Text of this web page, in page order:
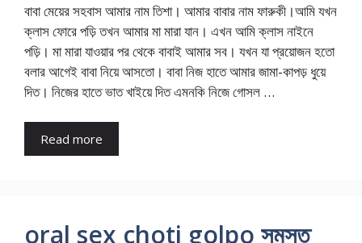
বাবা মেয়ের সহবাস আমার নাম তিশা। আমার বাবার নাম ফারুকী।আমি যখন
ক্লাস ফোরে পড়ি তখন আমার মা মারা যান। এখন আমি ক্লাস নাইনে
পড়ি। মা মারা যাওয়ার পর থেকে বাবাই আমার সব। যখন যা প্রয়োজন হতো
বলার আগেই বাবা নিয়ে আসতো। বাবা নিজ হাতে আমার জামা-কাপড় ধুয়ে
দিত। নিজের হাতে ভাত খাইয়ে দিত এমনকি নিজে গোসল …
Read more
oral sex choti golpo সমস্ত